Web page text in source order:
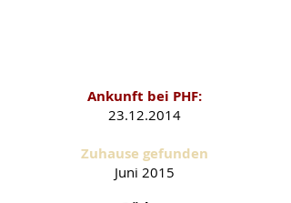
Ankunft bei PHF:
23.12.2014
Zuhause gefunden
Juni 2015